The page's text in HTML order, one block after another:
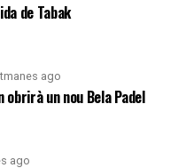
de Tabak
ago
un nou Bela Padel
ago